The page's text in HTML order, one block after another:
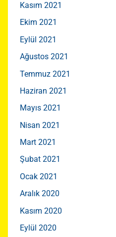
Kasım 2021
Ekim 2021
Eylül 2021
Ağustos 2021
Temmuz 2021
Haziran 2021
Mayıs 2021
Nisan 2021
Mart 2021
Şubat 2021
Ocak 2021
Aralık 2020
Kasım 2020
Eylül 2020